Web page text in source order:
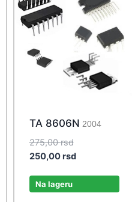
TA 8606N 2004
275,00rsdOriginal
price
250,00rsdCurrent
Na lageru